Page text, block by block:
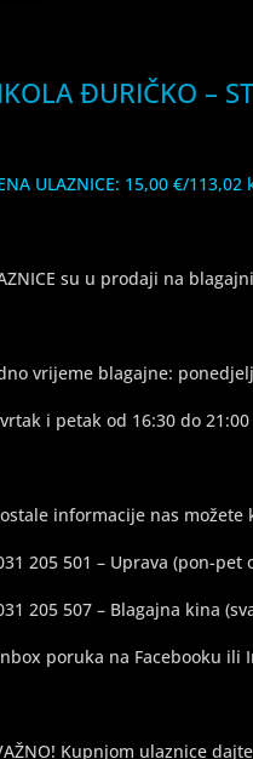
ĐURIČKO –
ULAZNICE: 15,00 €/113,02
su u prodaji na
vrijeme blagajne:
i petak od 16:30 do
informacije nas možete
205 501 – Uprava (pon-pet
205 507 – Blagajna kina
poruka na Facebooku ili
Kupnjom ulaznice